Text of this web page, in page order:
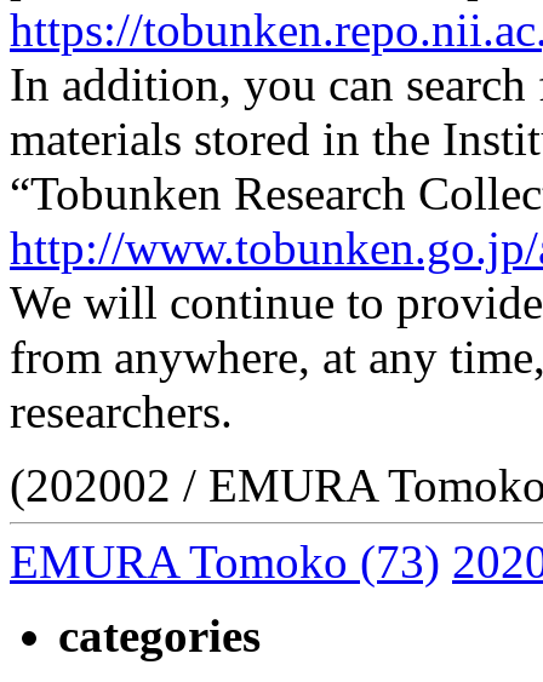
https://
In addition, you can
materials stored in the
“Tobunken Research
http://
We will continue to provide
from anywhere, at any
researchers.
(202002 / EMURA
EMURA Tomoko (73)
categories